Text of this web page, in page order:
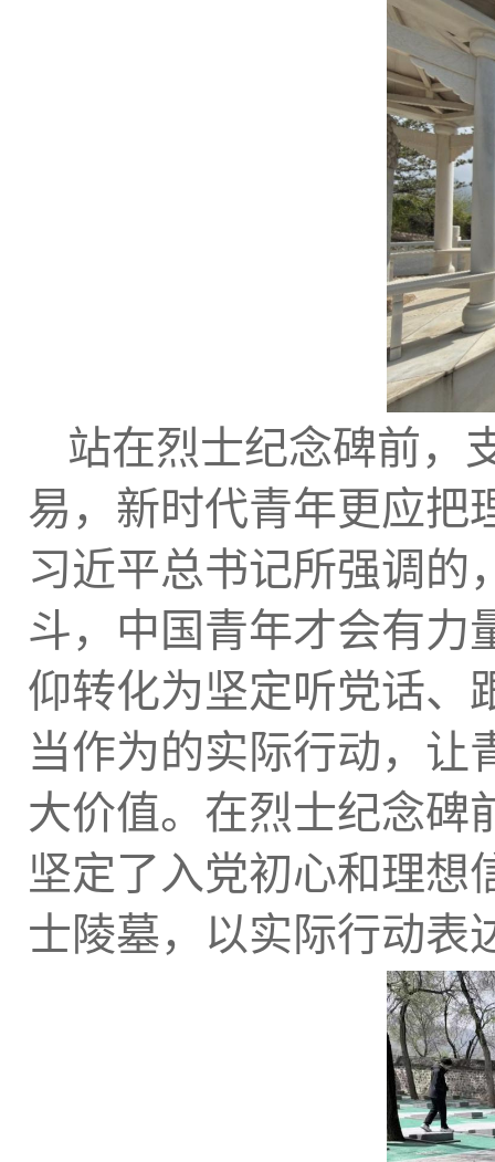
站在烈士纪念碑前，
易，新时代青年更应把
习近平总书记所强调的
斗，中国青年才会有力
仰转化为坚定听党话、
当作为的实际行动，让
大价值。在烈士纪念碑
坚定了入党初心和理想
士陵墓，以实际行动表